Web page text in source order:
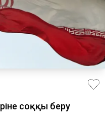
соққы беру